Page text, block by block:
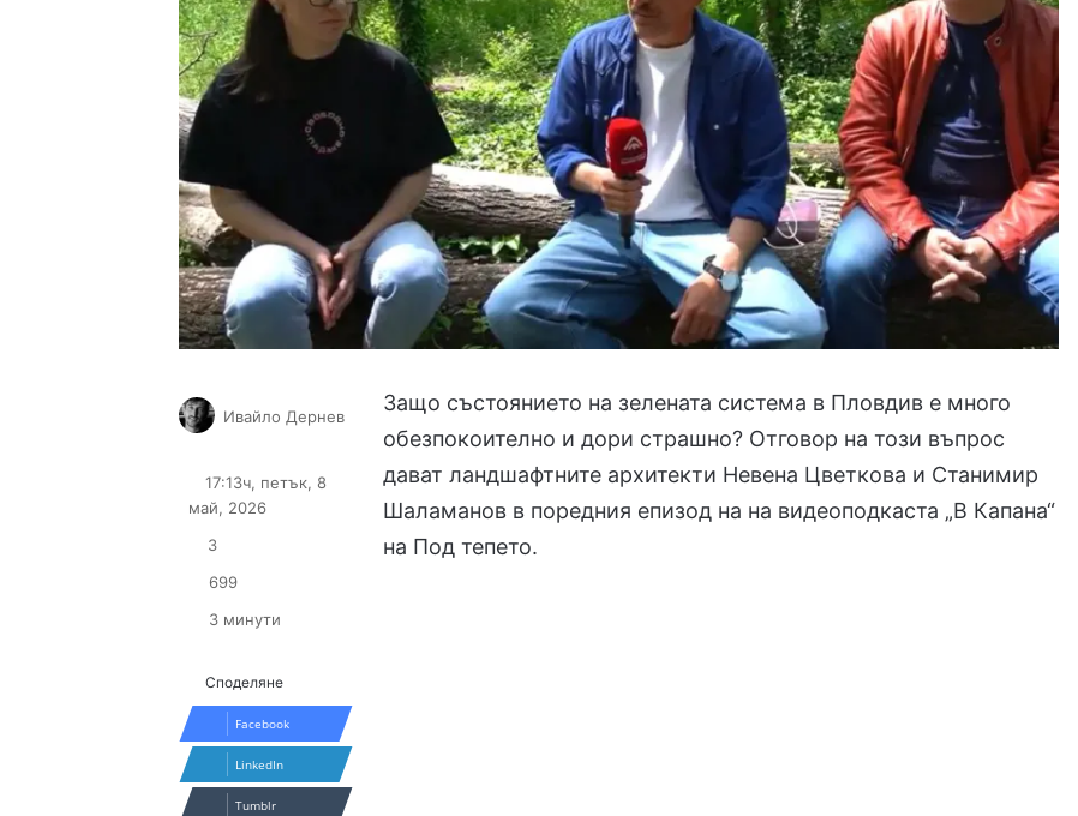
Защо състоянието на зелената система в Пловдив е много
обезпокоително и дори страшно? Отговор на този въпрос
дават ландшафтните архитекти Невена Цветкова и Станимир
Шаламанов в поредния епизод на на видеоподкаста „В Капана“
на Под тепето.
Ивайло Дернев
email
17:13ч, петък, 8
май, 2026
3
699
3 минути
Споделяне
Facebook
LinkedIn
Tumblr